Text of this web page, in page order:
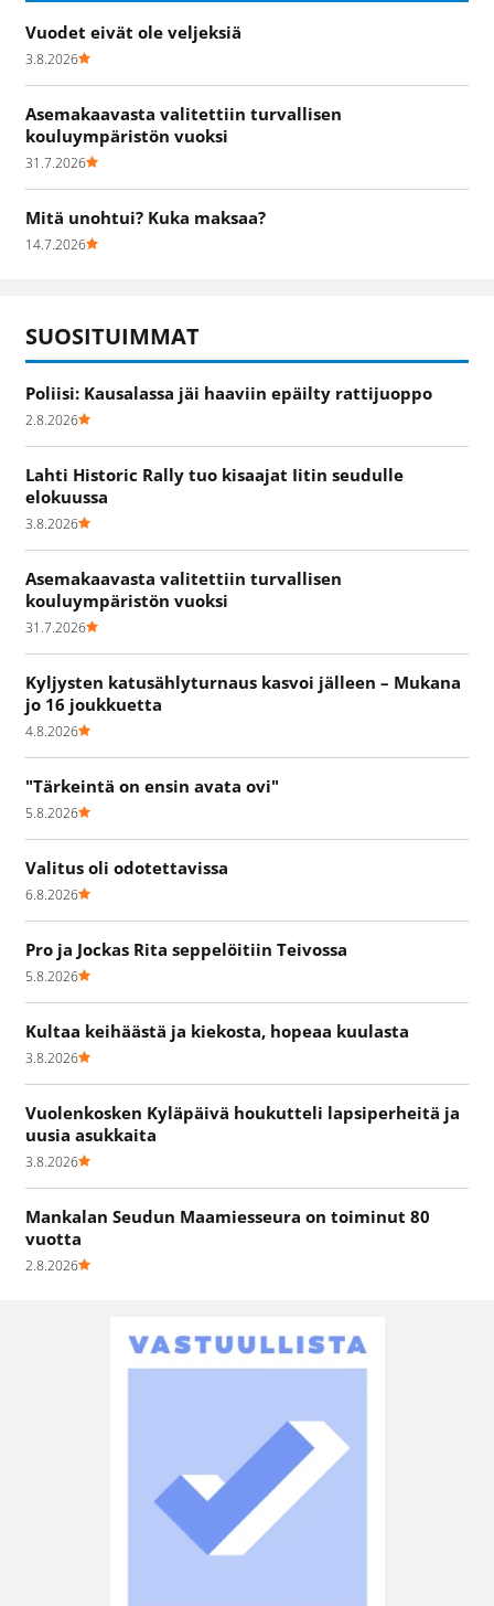
Vuodet eivät ole veljeksiä
3.8.2026
Asemakaavasta valitettiin turvallisen
kouluympäristön vuoksi
31.7.2026
Mitä unohtui? Kuka maksaa?
14.7.2026
SUOSITUIMMAT
Poliisi: Kausalassa jäi haaviin epäilty rattijuoppo
2.8.2026
Lahti Historic Rally tuo kisaajat Iitin seudulle
elokuussa
3.8.2026
Asemakaavasta valitettiin turvallisen
kouluympäristön vuoksi
31.7.2026
Kyljysten katusählyturnaus kasvoi jälleen – Mukana
jo 16 joukkuetta
4.8.2026
"Tärkeintä on ensin avata ovi"
5.8.2026
Valitus oli odotettavissa
6.8.2026
Pro ja Jockas Rita seppelöitiin Teivossa
5.8.2026
Kultaa keihäästä ja kiekosta, hopeaa kuulasta
3.8.2026
Vuolenkosken Kyläpäivä houkutteli lapsiperheitä ja
uusia asukkaita
3.8.2026
Mankalan Seudun Maamiesseura on toiminut 80
vuotta
2.8.2026